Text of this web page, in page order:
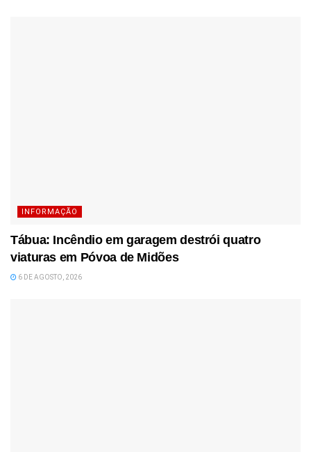
INFORMAÇÃO
Tábua: Incêndio em garagem destrói quatro
viaturas em Póvoa de Midões
6 DE AGOSTO, 2026